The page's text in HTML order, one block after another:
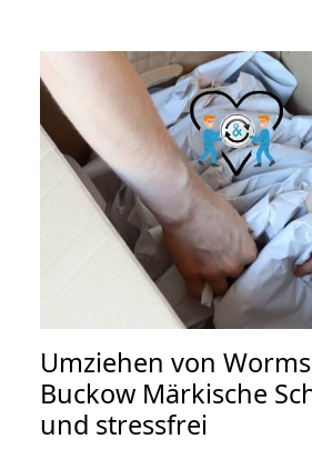
Umziehen von
Buckow Märkische
und stressfrei